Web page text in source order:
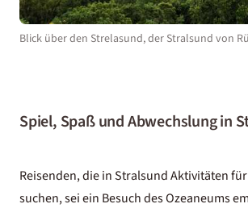
Blick über den Strelasund, der Stralsund von
Spiel, Spaß und Abwechslung in
Reisenden, die in Stralsund Aktivitäten
suchen, sei ein Besuch des Ozeaneums